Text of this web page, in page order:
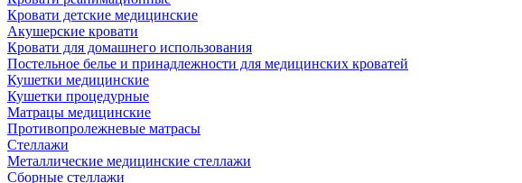
Кровати детские медицинские
Акушерские кровати
Кровати для домашнего использования
Постельное белье и принадлежности для медицинских кроватей
Кушетки медицинские
Кушетки процедурные
Матрацы медицинские
Противопролежневые матрасы
Стеллажи
Металлические медицинские стеллажи
Сборные стеллажи